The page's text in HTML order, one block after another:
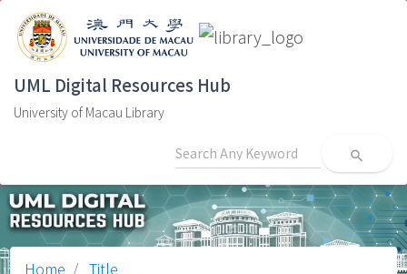
UML Digital Resources Hub
University of Macau Library
search
Home
Title